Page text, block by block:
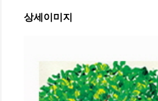
상세이미지